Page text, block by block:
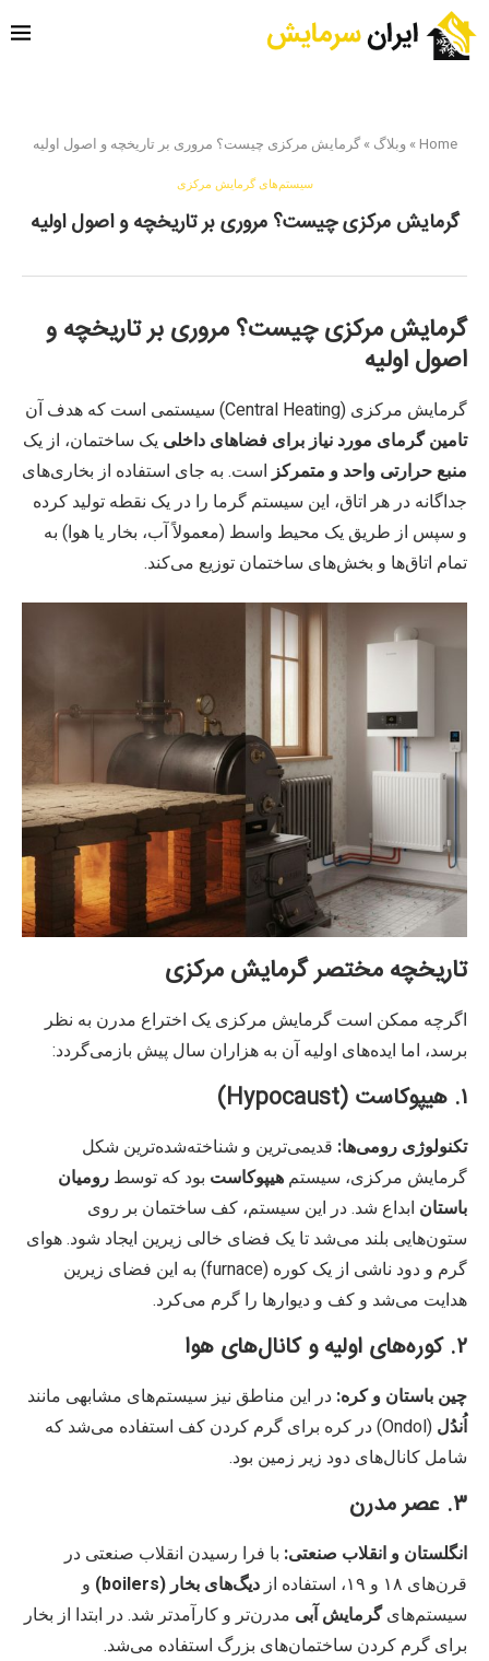
Home
»وبلاگ »گرمایش مرکزی چیست؟ مروری بر تاریخچه و اصول اولیه
سیستم‌های گرمایش مرکزی
گرمایش مرکزی چیست؟ مروری بر تاریخچه و اصول اولیه
گرمایش مرکزی چیست؟ مروری بر تاریخچه و
اصول اولیه
گرمایش مرکزی (Central Heating) سیستمی است که هدف آن
تامین گرمای مورد نیاز برای فضاهای داخلی یک ساختمان، از یک
منبع حرارتی واحد و متمرکزاست. به جای استفاده از بخاری‌های
جداگانه در هر اتاق، این سیستم گرما را در یک نقطه تولید کرده
و سپس از طریق یک محیط واسط (معمولاً آب، بخار یا هوا) به
تمام اتاق‌ها و بخش‌های ساختمان توزیع می‌کند.
تاریخچه مختصر گرمایش مرکزی
اگرچه ممکن است گرمایش مرکزی یک اختراع مدرن به نظر
برسد، اما ایده‌های اولیه آن به هزاران سال پیش بازمی‌گردد:
۱. هیپوکاست (Hypocaust)
تکنولوژی رومی‌ها: قدیمی‌ترین و شناخته‌شده‌ترین شکل
گرمایش مرکزی، سیستم هیپوکاست بود که توسط رومیان
باستان ابداع شد. در این سیستم، کف ساختمان بر روی
ستون‌هایی بلند می‌شد تا یک فضای خالی زیرین ایجاد شود. هوای
گرم و دود ناشی از یک کوره (furnace) به این فضای زیرین
هدایت می‌شد و کف و دیوارها را گرم می‌کرد.
۲. کوره‌های اولیه و کانال‌های هوا
چین باستان و کره: در این مناطق نیز سیستم‌های مشابهی مانند
اُندُل
(Ondol) در کره برای گرم کردن کف استفاده می‌شد که
شامل کانال‌های دود زیر زمین بود.
۳. عصر مدرن
انگلستان و انقلاب صنعتی: با فرا رسیدن انقلاب صنعتی در
قرن‌های ۱۸ و ۱۹، استفاده از
دیگ‌های بخار (boilers)
و
سیستم‌هایگرمایش آبی مدرن‌تر و کارآمدتر شد. در ابتدا از بخار
برای گرم کردن ساختمان‌های بزرگ استفاده می‌شد.